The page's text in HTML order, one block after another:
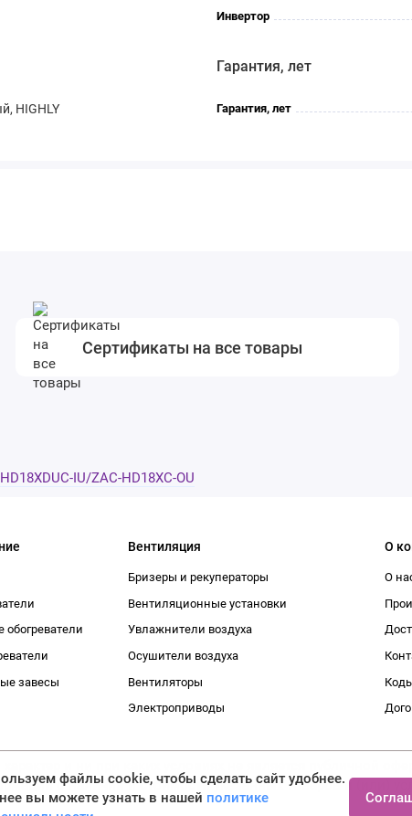
Инвертор
HIGHLY
Гарантия, лет
Гарантия, лет
Сертификаты на все товары
IU/ZAC-HD18XC-OU
завесы
Вентиляция
Бризеры и рекуператоры
Вентиляционные установки
Увлажнители воздуха
Осушители воздуха
Вентиляторы
Электроприводы
О
О
и ни при каких условиях не является публичной
о наличии и стоимости указанных товаров и (или)
файлы cookie, чтобы сделать сайт удобнее.
вы можете узнать в нашей политике